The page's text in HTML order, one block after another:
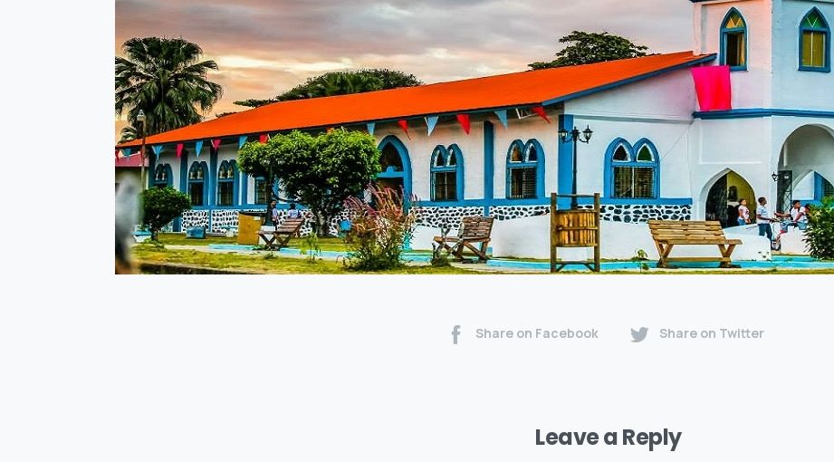
Share on Facebook Share on Twitter
Leave a Reply